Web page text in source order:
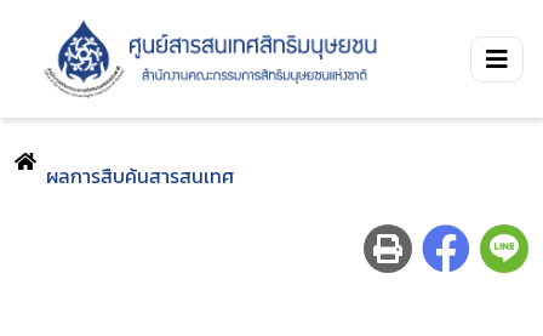
ผลการสืบค้นสารสนเทศ